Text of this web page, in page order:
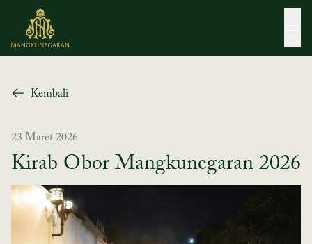
Kembali
23 Maret 2026
Kirab Obor Mangkunegaran 2026